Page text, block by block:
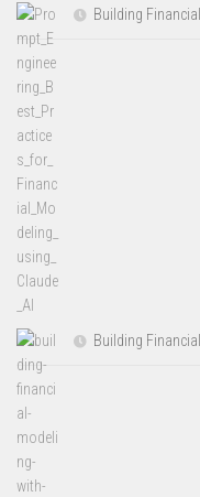
Building
Building